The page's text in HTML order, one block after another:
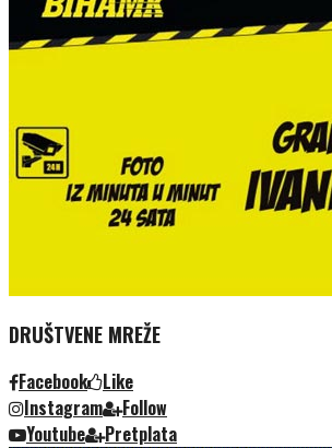
DRUŠTVENE MREŽE
Facebook
Like
Instagram
Follow
Youtube
Pretplata